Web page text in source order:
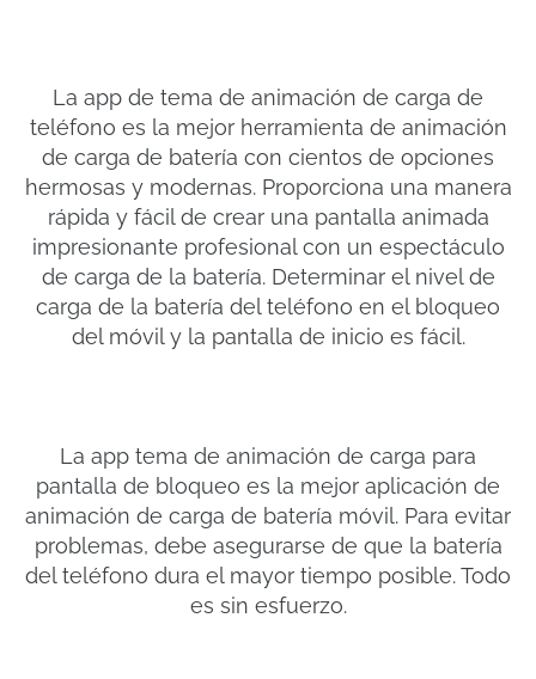
La app de tema de animación de carga de
teléfono es la mejor herramienta de animación
de carga de batería con cientos de opciones
hermosas y modernas. Proporciona una manera
rápida y fácil de crear una pantalla animada
impresionante profesional con un espectáculo
de carga de la batería. Determinar el nivel de
carga de la batería del teléfono en el bloqueo
del móvil y la pantalla de inicio es fácil.
La app tema de animación de carga para
pantalla de bloqueo es la mejor aplicación de
animación de carga de batería móvil. Para evitar
problemas, debe asegurarse de que la batería
del teléfono dura el mayor tiempo posible. Todo
es sin esfuerzo.